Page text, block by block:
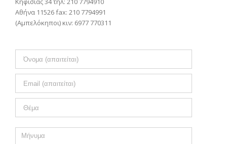
Αθήνα 11526 fax: 210 7794991
(Αμπελόκηποι) κιν: 6977 770311